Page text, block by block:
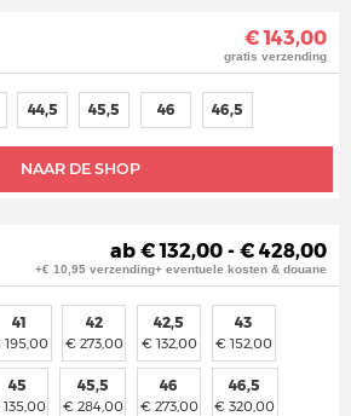
€ 143,00
gratis verzending
NAAR DE SHOP
44,5 45,5 46 46,5
ab € 132,00 - € 428,00
+€ 10,95 verzending+ eventuele kosten & douane
41
195,00
42
€ 273,00
42,5
€ 132,00
43
€ 152,00
45 45,5
€ 284,00
46
€ 273,00
46,5
€ 320,00